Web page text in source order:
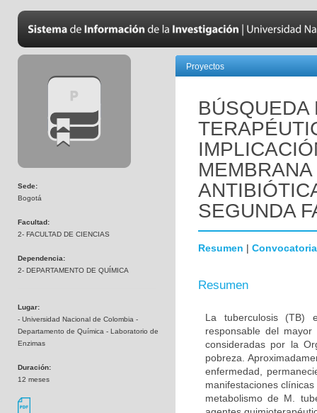
Sede:
Bogotá
Facultad:
2- FACULTAD DE CIENCIAS
Dependencia:
2- DEPARTAMENTO DE QUÍMICA
Lugar:
- Universidad Nacional de Colombia -
Departamento de Química - Laboratorio de
Enzimas
Duración:
12 meses
Proyectos
BÚSQUEDA
SEGUNDA
Resumen | Convocatoria
Resumen
La tuberculosis (TB)
responsable del
consideradas por la
pobreza.
enfermedad,
manifestaciones
metabolismo de M.